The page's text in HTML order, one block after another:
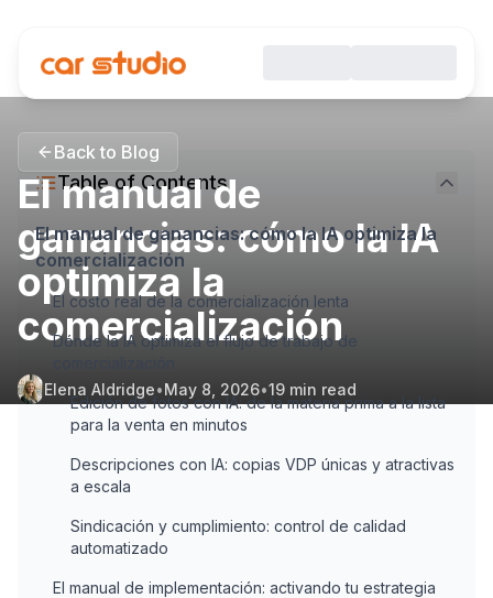
Back to Blog
El manual de
ganancias: cómo la IA
optimiza la
comercialización
Elena Aldridge•May 8, 2026•19 min read
Table of Contents
El manual de ganancias: cómo la IA optimiza la
comercialización
El costo real de la comercialización lenta
Dónde la IA optimiza el flujo de trabajo de
Edición de fotos con IA: de la materia prima a la lista
para la venta en minutos
Descripciones con IA: copias VDP únicas y atractivas
a escala
Sindicación y cumplimiento: control de calidad
automatizado
El manual de implementación: activando tu estrategia